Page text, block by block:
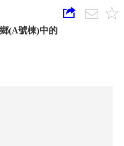
(A號棟)中的